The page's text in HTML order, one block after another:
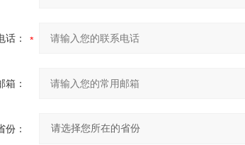
话：
箱：
份：